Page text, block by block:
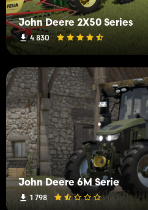
John Deere 2X50 Series
4 830
John Deere 6M Serie
1 798